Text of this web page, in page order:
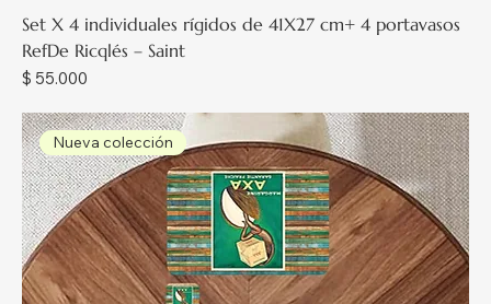
Set X 4 individuales rígidos de 41X27 cm+ 4 portavasos
RefDe Ricqlés – Saint
Precio
$ 55.000
Nueva colección